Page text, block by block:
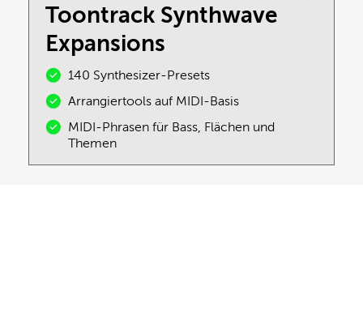
Toontrack Synthwave
Expansions
140 Synthesizer-Presets
Arrangiertools auf MIDI-Basis
MIDI-Phrasen für Bass, Flächen und
Themen